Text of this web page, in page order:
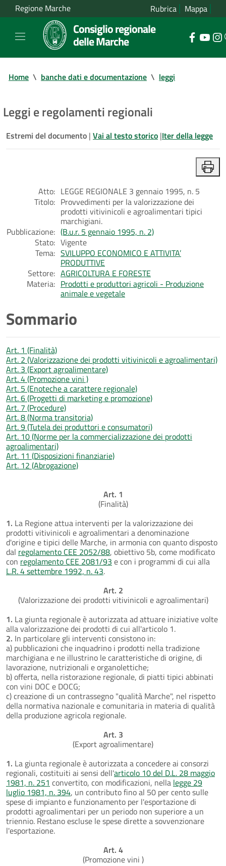
Regione Marche Rubrica Mappa
Consiglio regionale
delle Marche
Home \ banche dati e documentazione \ leggi
Leggi e regolamenti regionali
Estremi del documento | Vai al testo storico |Iter della legge
Atto: LEGGE REGIONALE 3 gennaio 1995, n. 5
Titolo: Provvedimenti per la valorizzazione dei
prodotti vitivinicoli e agroalimentari tipici
marchigiani.
Pubblicazione: (B.u.r. 5 gennaio 1995, n. 2)
Stato: Vigente
Tema: SVILUPPO ECONOMICO E ATTIVITA’
PRODUTTIVE
Settore: AGRICOLTURA E FORESTE
Materia: Prodotti e produttori agricoli - Produzione
animale e vegetale
Sommario
Art. 1 (Finalità)
Art. 2 (Valorizzazione dei prodotti vitivinicoli e agroalimentari)
Art. 3 (Export agroalimentare)
Art. 4 (Promozione vini )
Art. 5 (Enoteche a carattere regionale)
Art. 6 (Progetti di marketing e promozione)
Art. 7 (Procedure)
Art. 8 (Norma transitoria)
Art. 9 (Tutela dei produttori e consumatori)
Art. 10 (Norme per la commercializzazione dei prodotti
agroalimentari)
Art. 11 (Disposizioni finanziarie)
Art. 12 (Abrogazione)
Art. 1
(Finalità)
1. La Regione attua interventi per la valorizzazione dei
prodotti vitivinicoli e agroalimentari a denominazione
d'origine e tipici delle Marche, in armonia con quanto disposto
dal regolamento CEE 2052/88, obiettivo 5b, come modificato
con regolamento CEE 2081/93 e con i programmi di cui alla
L.R. 4 settembre 1992, n. 43.
Art. 2
(Valorizzazione dei prodotti vitivinicoli e agroalimentari)
1. La giunta regionale è autorizzata ad attuare iniziative volte
alla valorizzazione dei prodotti di cui all'articolo 1.
2. In particolare gli interventi consistono in:
a) pubblicazioni che inquadrino i prodotti nella tradizione
marchigiana e ne illustrino le caratteristiche di origine, di
lavorazione, nutrizionali e organolettiche;
b) offerta, nella ristorazione regionale, di piatti tipici abbinati
con vini DOC e DOCG;
c) creazione di un contrassegno "qualità Marche", nel rispetto
della normativa nazionale e comunitaria in materia di qualità
della produzione agricola regionale.
Art. 3
(Export agroalimentare)
1. La giunta regionale è autorizzata a concedere ai consorzi
regionali, costituiti ai sensi dell'articolo 10 del D.L. 28 maggio
1981, n. 251 convertito, con modificazioni, nella legge 29
luglio 1981, n. 394, un contributo fino al 50 per cento sulle
spese di impianto e funzionamento per l'esportazione di
prodotti agroalimentari per un periodo non superiore a un
triennio. Restano escluse le spese dirette a sovvenzionare
l'esportazione.
Art. 4
(Promozione vini )